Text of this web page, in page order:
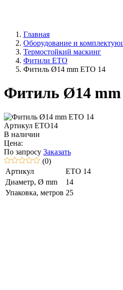
Главная
Оборудование и
Термостойкий маскинг
Фитили ETO
Фитиль Ø14 mm ETO 14
Фитиль Ø14 mm
Артикул ETO14
В наличии
Цена:
По запросу Заказать
(0)
Артикул
ETO 14
Диаметр, Ø mm
14
Упаковка, метров 25